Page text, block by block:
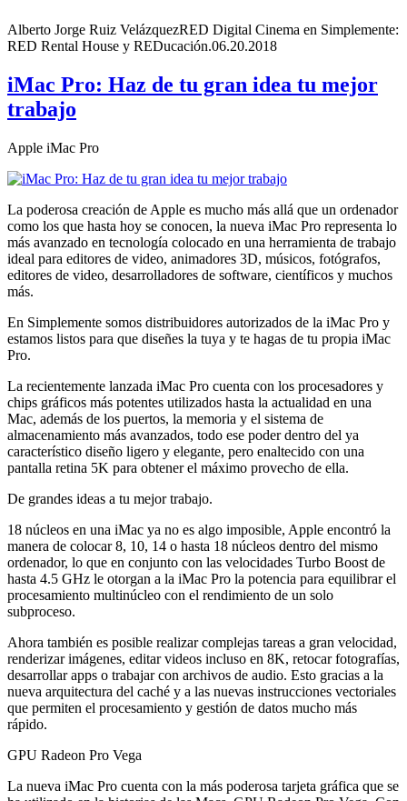
Alberto Jorge Ruiz VelázquezRED Digital Cinema en Simplemente:
RED Rental House y REDucación.06.20.2018
iMac Pro: Haz de tu gran idea tu mejor
trabajo
Apple iMac Pro
La poderosa creación de Apple es mucho más allá que un ordenador
como los que hasta hoy se conocen, la nueva iMac Pro representa lo
más avanzado en tecnología colocado en una herramienta de trabajo
ideal para editores de video, animadores 3D, músicos, fotógrafos,
editores de video, desarrolladores de software, científicos y muchos
más.
En Simplemente somos distribuidores autorizados de la iMac Pro y
estamos listos para que diseñes la tuya y te hagas de tu propia iMac
Pro.
La recientemente lanzada iMac Pro cuenta con los procesadores y
chips gráficos más potentes utilizados hasta la actualidad en una
Mac, además de los puertos, la memoria y el sistema de
almacenamiento más avanzados, todo ese poder dentro del ya
característico diseño ligero y elegante, pero enaltecido con una
pantalla retina 5K para obtener el máximo provecho de ella.
De grandes ideas a tu mejor trabajo.
18 núcleos en una iMac ya no es algo imposible, Apple encontró la
manera de colocar 8, 10, 14 o hasta 18 núcleos dentro del mismo
ordenador, lo que en conjunto con las velocidades Turbo Boost de
hasta 4.5 GHz le otorgan a la iMac Pro la potencia para equilibrar el
procesamiento multinúcleo con el rendimiento de un solo
subproceso.
Ahora también es posible realizar complejas tareas a gran velocidad,
renderizar imágenes, editar videos incluso en 8K, retocar fotografías,
desarrollar apps o trabajar con archivos de audio. Esto gracias a la
nueva arquitectura del caché y a las nuevas instrucciones vectoriales
que permiten el procesamiento y gestión de datos mucho más
rápido.
GPU Radeon Pro Vega
La nueva iMac Pro cuenta con la más poderosa tarjeta gráfica que se